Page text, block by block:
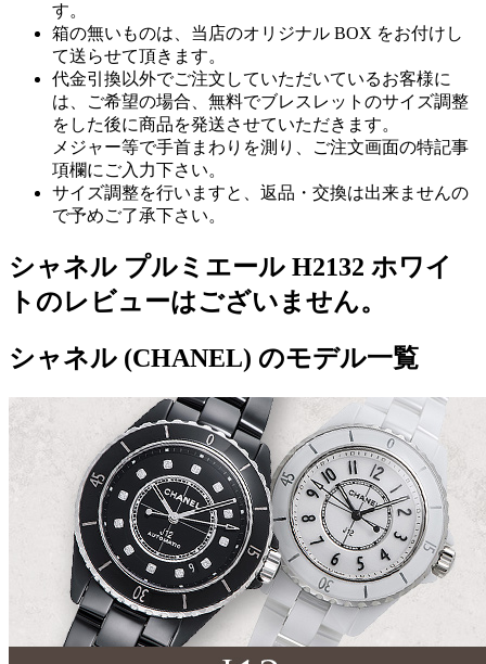
す。
箱の無いものは、当店のオリジナル BOX をお付けし
て送らせて頂きます。
代金引換以外でご注文していただいているお客様に
は、ご希望の場合、無料でブレスレットのサイズ調整
をした後に商品を発送させていただきます。
メジャー等で手首まわりを測り、ご注文画面の特記事
項欄にご入力下さい。
サイズ調整を行いますと、返品・交換は出来ませんの
で予めご了承下さい。
シャネル プルミエール H2132 ホワイ
トのレビューはございません。
シャネル (CHANEL) のモデル一覧